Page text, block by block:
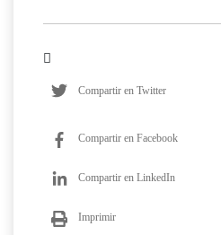
Compartir en Twitter
Compartir en Facebook
Compartir en LinkedIn
Imprimir